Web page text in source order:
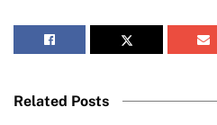
Related Posts